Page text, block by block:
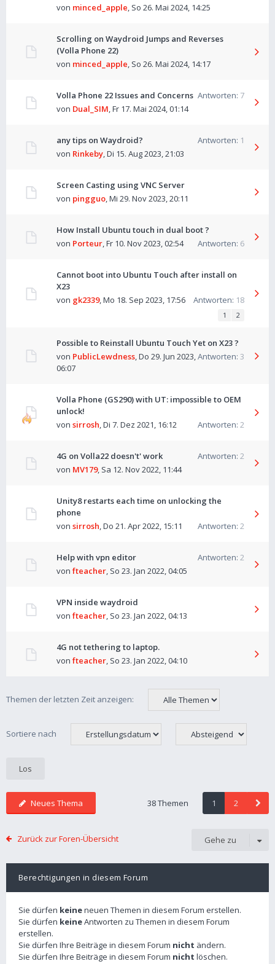
von minced_apple, So 26. Mai 2024, 14:25
Scrolling on Waydroid Jumps and Reverses
(Volla Phone 22)
von minced_apple, So 26. Mai 2024, 14:17
Volla Phone 22 Issues and Concerns Antworten: 7
von Dual_SIM,Fr 17. Mai 2024, 01:14
any tips on Waydroid? Antworten: 1
von Rinkeby,Di 15. Aug 2023, 21:03
Screen Casting using VNC Server
von pingguo,Mi 29. Nov 2023, 20:11
How Install Ubuntu touch in dual boot ?
Antworten: 6
von Porteur,Fr 10. Nov 2023, 02:54
Cannot boot into Ubuntu Touch after install on
X23
Antworten: 18
von gk2339,Mo 18. Sep 2023, 17:56
1 2
Possible to Reinstall Ubuntu Touch Yet on X23 ?
Antworten: 3
von PublicLewdness,Do 29. Jun 2023,
06:07
Volla Phone (GS290) with UT: impossible to OEM
unlock!
Antworten: 2
von sirrosh,Di 7. Dez 2021, 16:12
4G on Volla22 doesn't' work Antworten: 2
von MV179, Sa 12. Nov 2022, 11:44
Unity8 restarts each time on unlocking the
phone
Antworten: 2
von sirrosh,Do 21. Apr 2022, 15:11
Help with vpn editor Antworten: 2
von fteacher, So 23. Jan 2022, 04:05
VPN inside waydroid
von fteacher, So 23. Jan 2022, 04:13
4G not tethering to laptop.
von fteacher, So 23. Jan 2022, 04:10
Themen der letzten Zeit anzeigen:
Sortiere nach
Neues Thema 38 Themen 1 2
Zurück zur Foren-Übersicht Gehe zu
Berechtigungen in diesem Forum
Sie dürfen keineneuen Themen in diesem Forum erstellen.
Sie dürfen keineAntworten zu Themen in diesem Forum
erstellen.
Sie dürfen Ihre Beiträge in diesem Forum nicht ändern.
Sie dürfen Ihre Beiträge in diesem Forum nicht löschen.